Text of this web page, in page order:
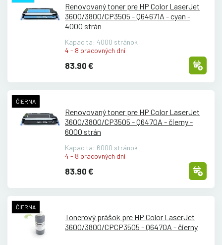
Renovovaný toner pre HP Color LaserJet
3600/3800/CP3505 - Q64671A - cyan -
4000 strán
Kapacita: 4000 stránok
4 - 8 pracovných dní
83.90 €
ČIERNA
Renovovaný toner pre HP Color LaserJet
3600/3800/CP3505 - Q6470A - čierny -
6000 strán
Kapacita: 6000 stránok
4 - 8 pracovných dní
83.90 €
ČIERNA
Tonerový prášok pre HP Color LaserJet
3600/3800/CPCP3505 - Q6470A - čierny